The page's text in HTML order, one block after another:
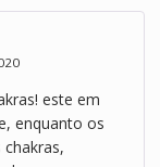
este em
enquanto os